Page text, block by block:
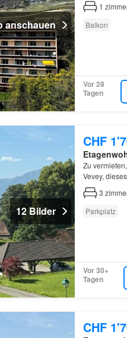
anschauen
1
Balkon
Vor 28
Tagen
12 Bilder
CHF
Zu
Vevey,
3
Parkplatz
Vor 30+
Tagen
CHF